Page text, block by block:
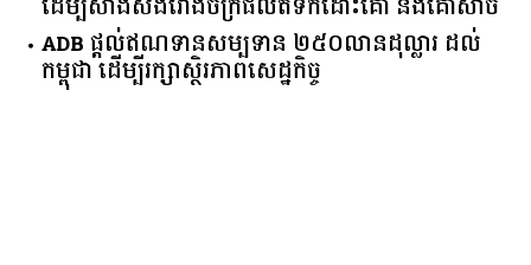
ADB ផ្តល់ឥណទានសម្បទាន ២៥០លានដុល្លារ ដល់
កម្ពុជា ដើម្បីរក្សាស្ថិរភាពសេដ្ឋកិច្ច